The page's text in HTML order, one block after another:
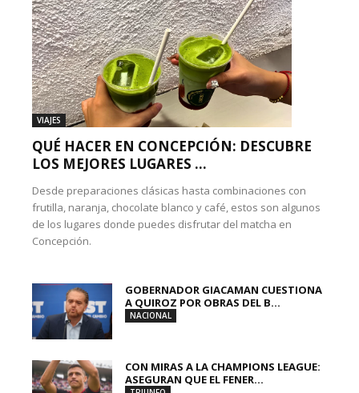
VIAJES
QUÉ HACER EN CONCEPCIÓN: DESCUBRE
LOS MEJORES LUGARES ...
Desde preparaciones clásicas hasta combinaciones con
frutilla, naranja, chocolate blanco y café, estos son algunos
de los lugares donde puedes disfrutar del matcha en
Concepción.
GOBERNADOR GIACAMAN CUESTIONA
A QUIROZ POR OBRAS DEL B...
NACIONAL
CON MIRAS A LA CHAMPIONS LEAGUE:
ASEGURAN QUE EL FENER...